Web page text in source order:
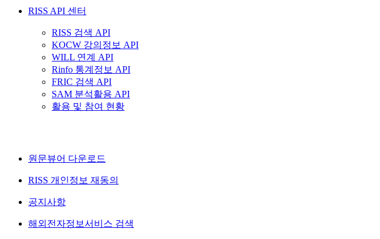
RISS API 센터
RISS 검색 API
KOCW 강의정보 API
WILL 연계 API
Rinfo 통계정보 API
FRIC 검색 API
SAM 분석활용 API
활용 및 참여 현황
원문뷰어 다운로드
RISS 개인정보 재동의
공지사항
해외전자정보서비스 검색